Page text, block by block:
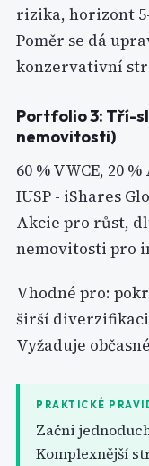
rizika, horizont
Poměr se dá
konzervativní
Portfolio 3: Tří-
nemovitosti)
60 % VWCE, 20
IUSP - iShares
Akcie pro růst,
nemovitosti pro
Vhodné pro:
širší
Vyžaduje
PRAKTICKÉ
Začni
Komplexnější